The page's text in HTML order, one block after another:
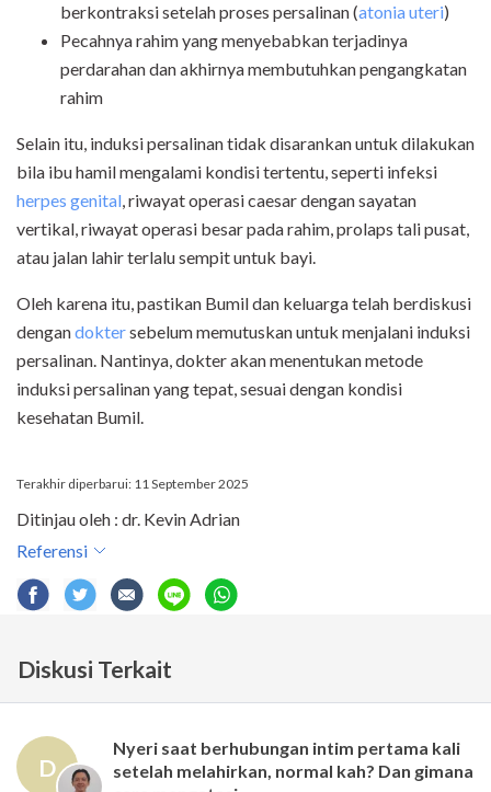
berkontraksi setelah proses persalinan (atonia uteri)
Pecahnya rahim yang menyebabkan terjadinya
perdarahan dan akhirnya membutuhkan pengangkatan
rahim
Selain itu, induksi persalinan tidak disarankan untuk dilakukan
bila ibu hamil mengalami kondisi tertentu, seperti infeksi
herpes genital, riwayat operasi caesar dengan sayatan
vertikal, riwayat operasi besar pada rahim, prolaps tali pusat,
atau jalan lahir terlalu sempit untuk bayi.
Oleh karena itu, pastikan Bumil dan keluarga telah berdiskusi
dengandoktersebelum memutuskan untuk menjalani induksi
persalinan. Nantinya, dokter akan menentukan metode
induksi persalinan yang tepat, sesuai dengan kondisi
kesehatan Bumil.
Terakhir diperbarui: 11 September 2025